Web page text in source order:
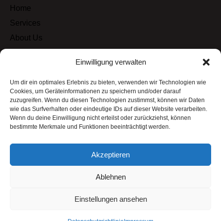
Einwilligung verwalten
Um dir ein optimales Erlebnis zu bieten, verwenden wir Technologien wie
Cookies, um Geräteinformationen zu speichern und/oder darauf
zuzugreifen. Wenn du diesen Technologien zustimmst, können wir Daten
wie das Surfverhalten oder eindeutige IDs auf dieser Website verarbeiten.
Wenn du deine Einwilligung nicht erteilst oder zurückziehst, können
bestimmte Merkmale und Funktionen beeinträchtigt werden.
Akzeptieren
Ablehnen
Einstellungen ansehen
Home
Services
About Us
kontakt
info@zivarwerbung.de